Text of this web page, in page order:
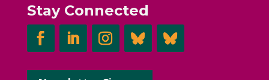
Stay Connected